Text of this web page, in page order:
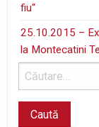
fiu“
25.10.2015 –
la Montecatini